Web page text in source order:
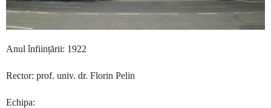
Anul înființării: 1922
Rector: prof. univ. dr. Florin Pelin
Echipa: